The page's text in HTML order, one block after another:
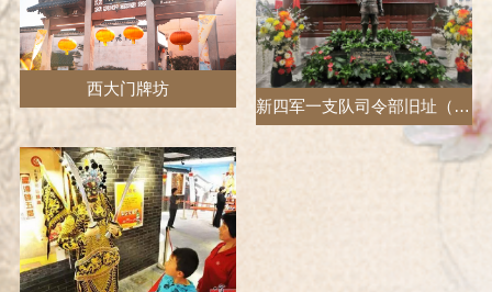
西大门牌坊
新四军一支队司令部旧址（吴氏宗祠）